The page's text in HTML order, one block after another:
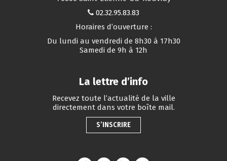
02.32.95.83.83
Horaires d’ouverture :
Du lundi au vendredi de 8h30 à 17h30
Samedi de 9h à 12h
La lettre d’info
Recevez toute l’actualité de la ville
directement dans votre boîte mail.
S’INSCRIRE